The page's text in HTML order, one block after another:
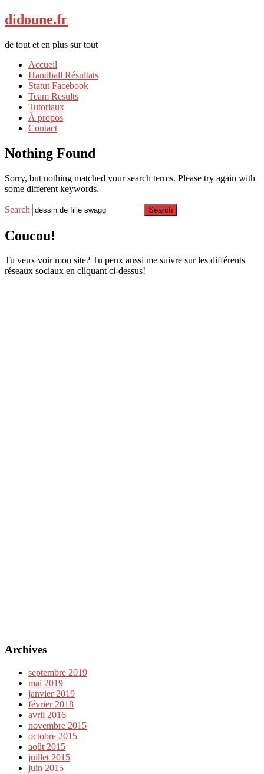
didoune.fr
de tout et en plus sur tout
Accueil
Handball Résultats
Statut Facebook
Team Results
Tutoriaux
À propos
Contact
Nothing Found
Sorry, but nothing matched your search terms. Please try again with
some different keywords.
Search
Coucou!
Tu veux voir mon site? Tu peux aussi me suivre sur les différents
réseaux sociaux en cliquant ci-dessus!
Archives
septembre 2019
mai 2019
janvier 2019
février 2018
avril 2016
novembre 2015
octobre 2015
août 2015
juillet 2015
juin 2015